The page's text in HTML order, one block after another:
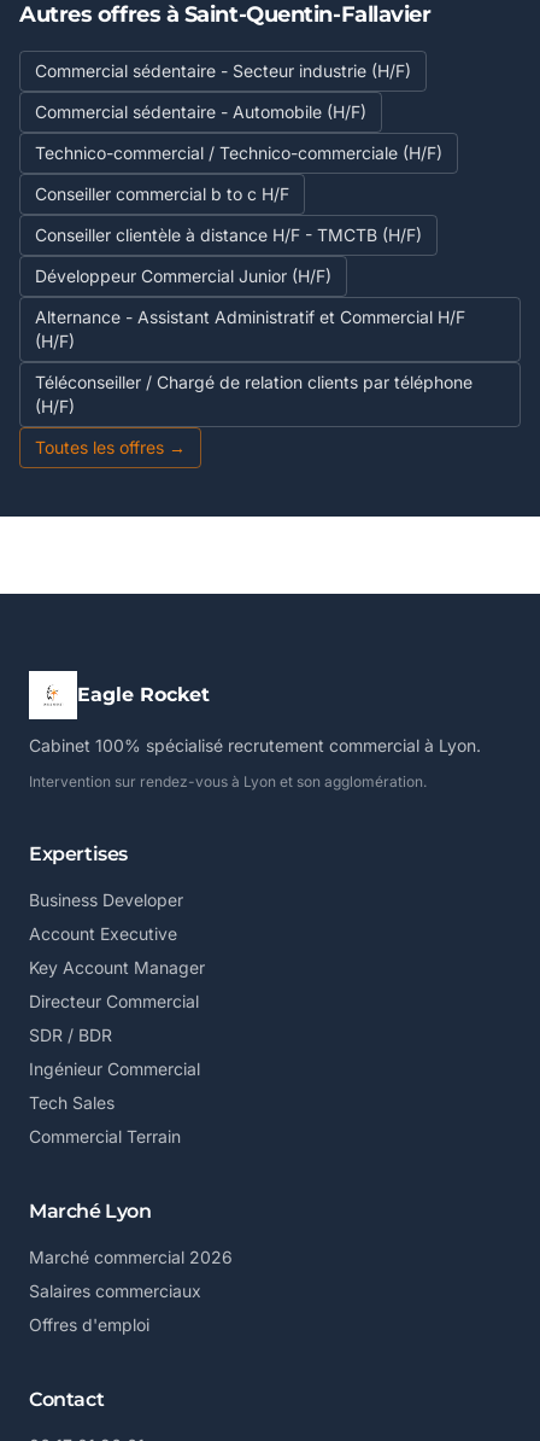
Autres offres à Saint-Quentin-Fallavier
Commercial sédentaire - Secteur industrie (H/F)
Commercial sédentaire - Automobile (H/F)
Technico-commercial / Technico-commerciale (H/F)
Conseiller commercial b to c H/F
Conseiller clientèle à distance H/F - TMCTB (H/F)
Développeur Commercial Junior (H/F)
Alternance - Assistant Administratif et Commercial H/F
(H/F)
Téléconseiller / Chargé de relation clients par téléphone
(H/F)
Toutes les offres →
Eagle Rocket
Cabinet 100% spécialisé recrutement commercial à Lyon.
Intervention sur rendez-vous à Lyon et son agglomération.
Expertises
Business Developer
Account Executive
Key Account Manager
Directeur Commercial
SDR / BDR
Ingénieur Commercial
Tech Sales
Commercial Terrain
Marché Lyon
Marché commercial 2026
Salaires commerciaux
Offres d'emploi
Contact